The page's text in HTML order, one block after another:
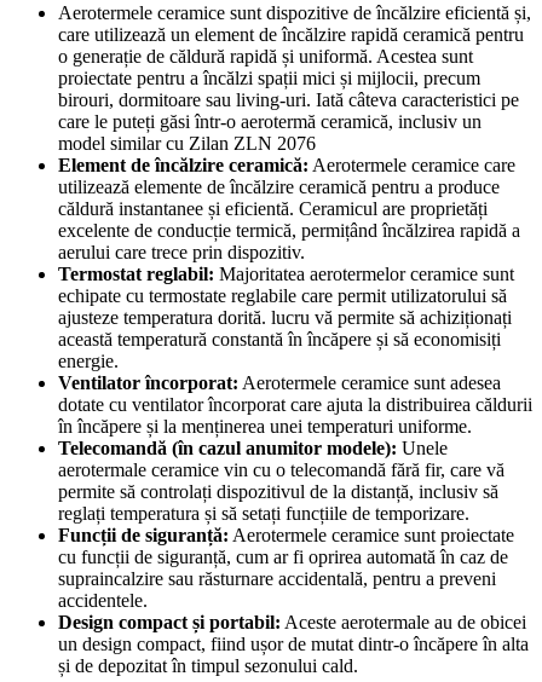
Aerotermele ceramice sunt dispozitive de încălzire eficientă și,
care utilizează un element de încălzire rapidă ceramică pentru
o generație de căldură rapidă și uniformă. Acestea sunt
proiectate pentru a încălzi spații mici și mijlocii, precum
birouri, dormitoare sau living-uri. Iată câteva caracteristici pe
care le puteți găsi într-o aerotermă ceramică, inclusiv un
model similar cu Zilan ZLN 2076
Element de încălzire ceramică: Aerotermele ceramice care
utilizează elemente de încălzire ceramică pentru a produce
căldură instantanee și eficientă. Ceramicul are proprietăți
excelente de conducție termică, permițând încălzirea rapidă a
aerului care trece prin dispozitiv.
Termostat reglabil: Majoritatea aerotermelor ceramice sunt
echipate cu termostate reglabile care permit utilizatorului să
ajusteze temperatura dorită. lucru vă permite să achiziționați
această temperatură constantă în încăpere și să economisiți
energie.
Ventilator încorporat: Aerotermele ceramice sunt adesea
dotate cu ventilator încorporat care ajuta la distribuirea căldurii
în încăpere și la menținerea unei temperaturi uniforme.
Telecomandă (în cazul anumitor modele): Unele
aerotermale ceramice vin cu o telecomandă fără fir, care vă
permite să controlați dispozitivul de la distanță, inclusiv să
reglați temperatura și să setați funcțiile de temporizare.
Funcții de siguranță: Aerotermele ceramice sunt proiectate
cu funcții de siguranță, cum ar fi oprirea automată în caz de
supraincalzire sau răsturnare accidentală, pentru a preveni
accidentele.
Design compact și portabil: Aceste aerotermale au de obicei
un design compact, fiind ușor de mutat dintr-o încăpere în alta
și de depozitat în timpul sezonului cald.